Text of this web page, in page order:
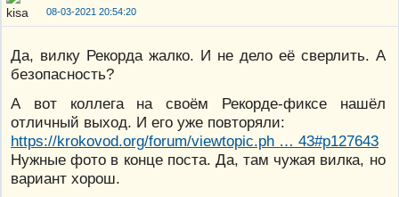
08-03-2021 20:54:20
Да, вилку Рекорда жалко. И не дело её сверлить. А
безопасность?
А вот коллега на своём Рекорде-фиксе нашёл
отличный выход. И его уже повторяли:
https://krokovod.org/forum/viewtopic.ph … 43#p127643
Нужные фото в конце поста. Да, там чужая вилка, но
вариант хорош.